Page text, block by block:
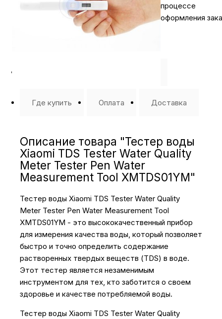
процессе
оформления
Где купить Оплата Доставка
Описание товара "Тестер воды
Xiaomi TDS Tester Water Quality
Meter Tester Pen Water
Measurement Tool XMTDS01YM"
Тестер воды Xiaomi TDS Tester Water Quality
Meter Tester Pen Water Measurement Tool
XMTDS01YM - это высококачественный прибор
для измерения качества воды, который позволяет
быстро и точно определить содержание
растворенных твердых веществ (TDS) в воде.
Этот тестер является незаменимым
инструментом для тех, кто заботится о своем
здоровье и качестве потребляемой воды.
Тестер воды Xiaomi TDS Tester Water Quality